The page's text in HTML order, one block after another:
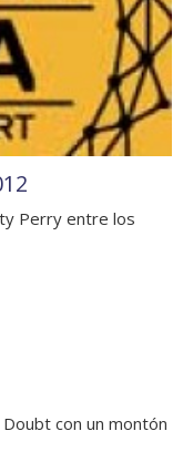
Perry entre los
con un montón